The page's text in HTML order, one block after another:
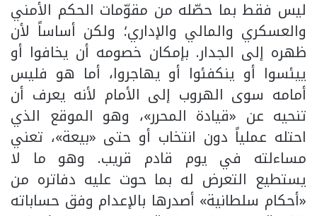
ليس فقط بما حصّله من مقوّمات الحكم الأمني
والعسكري والمالي والإداري؛ ولكن أساساً لأن
ظهره إلى الجدار. بإمكان خصومه أن يخافوا أو
ييئسوا أو ينكفئوا أو يهاجروا، أما هو فليس
أمامه سوى الهروب إلى الأمام لأنه يعرف أن
تنحيه عن «قيادة المحرر»، وهو الموقع الذي
احتله عملياً دون انتخاب أو حتى «بيعة»، تعني
مساءلته في يوم قادم قريب. وهو ما لا
يستطيع التعرض له بما حوت عليه دفاتره من
«أحكام سلطانية» أصدرها بالإعدام وفق حساباته